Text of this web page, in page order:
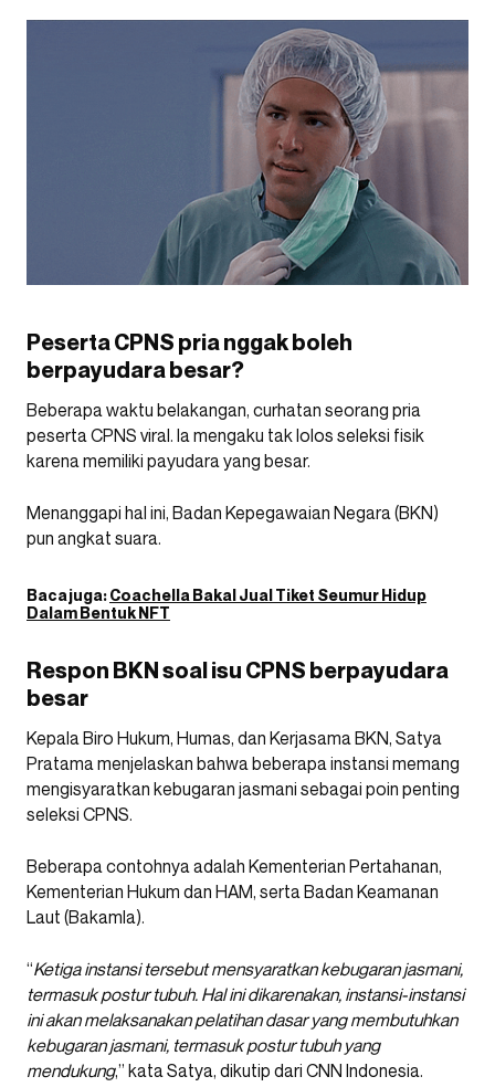
Peserta CPNS pria nggak boleh
berpayudara besar?
Beberapa waktu belakangan, curhatan seorang pria
peserta CPNS viral. Ia mengaku tak lolos seleksi fisik
karena memiliki payudara yang besar.
Menanggapi hal ini, Badan Kepegawaian Negara (BKN)
pun angkat suara.
Baca juga:Coachella Bakal Jual Tiket Seumur Hidup
Dalam Bentuk NFT
Respon BKN soal isu CPNS berpayudara
besar
Kepala Biro Hukum, Humas, dan Kerjasama BKN, Satya
Pratama menjelaskan bahwa beberapa instansi memang
mengisyaratkan kebugaran jasmani sebagai poin penting
seleksi CPNS.
Beberapa contohnya adalah Kementerian Pertahanan,
Kementerian Hukum dan HAM, serta Badan Keamanan
Laut (Bakamla).
“Ketiga instansi tersebut mensyaratkan kebugaran jasmani,
termasuk postur tubuh. Hal ini dikarenakan, instansi-instansi
ini akan melaksanakan pelatihan dasar yang membutuhkan
kebugaran jasmani, termasuk postur tubuh yang
mendukung,” kata Satya, dikutip dari CNN Indonesia.